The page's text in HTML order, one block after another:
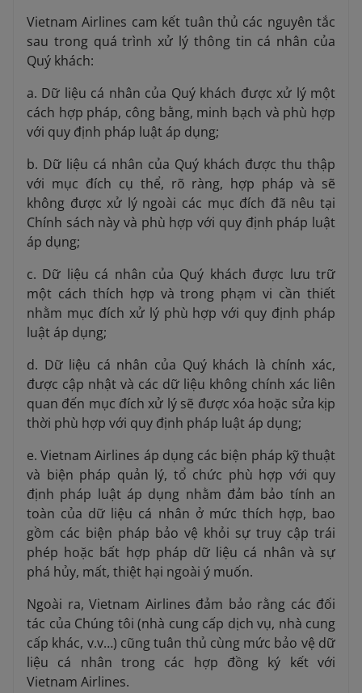
Vietnam Airlines cam kết tuân thủ các nguyên tắc
sau trong quá trình xử lý thông tin cá nhân của
Quý khách:
a. Dữ liệu cá nhân của Quý khách được xử lý một
cách hợp pháp, công bằng, minh bạch và phù hợp
với quy định pháp luật áp dụng;
b. Dữ liệu cá nhân của Quý khách được thu thập
với mục đích cụ thể, rõ ràng, hợp pháp và sẽ
không được xử lý ngoài các mục đích đã nêu tại
Chính sách này và phù hợp với quy định pháp luật
áp dụng;
c. Dữ liệu cá nhân của Quý khách được lưu trữ
một cách thích hợp và trong phạm vi cần thiết
nhằm mục đích xử lý phù hợp với quy định pháp
luật áp dụng;
d. Dữ liệu cá nhân của Quý khách là chính xác,
được cập nhật và các dữ liệu không chính xác liên
quan đến mục đích xử lý sẽ được xóa hoặc sửa kịp
thời phù hợp với quy định pháp luật áp dụng;
e. Vietnam Airlines áp dụng các biện pháp kỹ thuật
và biện pháp quản lý, tổ chức phù hợp với quy
định pháp luật áp dụng nhằm đảm bảo tính an
toàn của dữ liệu cá nhân ở mức thích hợp, bao
gồm các biện pháp bảo vệ khỏi sự truy cập trái
phép hoặc bất hợp pháp dữ liệu cá nhân và sự
phá hủy, mất, thiệt hại ngoài ý muốn.
Ngoài ra, Vietnam Airlines đảm bảo rằng các đối
tác của Chúng tôi (nhà cung cấp dịch vụ, nhà cung
cấp khác, v.v…) cũng tuân thủ cùng mức bảo vệ dữ
liệu cá nhân trong các hợp đồng ký kết với
Vietnam Airlines.